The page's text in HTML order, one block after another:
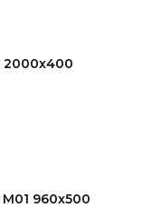
2000x400
M01 960x500